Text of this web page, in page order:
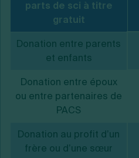
parts de sci à titre
gratuit
Donation entre parents
et enfants
Donation entre époux
ou entre partenaires de
PACS
Donation au profit d’un
frère ou d’une sœur